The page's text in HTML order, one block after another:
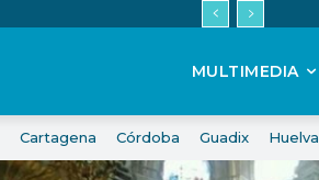
MULTIMEDIA
Cartagena Córdoba Guadix Huelva